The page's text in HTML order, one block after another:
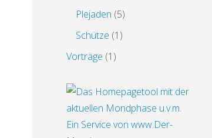
Plejaden (5)
Schütze (1)
Vorträge (1)
Ein Service von www.Der-